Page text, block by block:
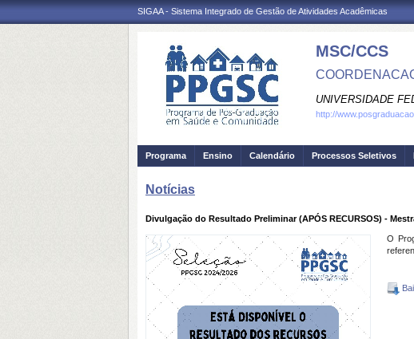
SIGAA - Sistema Integrado de Gestão de Atividades Acadêmicas
MSC/CCS
UNIVERSIDADE
http://
Programa Ensino Calendário Processos Seletivos
Notícias
Divulgação do Resultado Preliminar (APÓS RECURSOS) -
O